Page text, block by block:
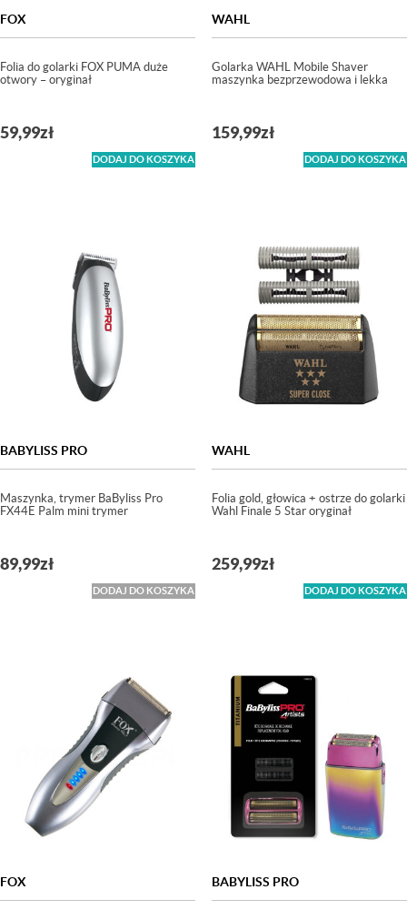
FOX
Folia do golarki FOX PUMA duże
otwory – oryginał
59,99zł
DODAJ DO KOSZYKA
WAHL
Golarka WAHL Mobile Shaver
maszynka bezprzewodowa i lekka
159,99zł
DODAJ DO KOSZYKA
BABYLISS PRO
Maszynka, trymer BaByliss Pro
FX44E Palm mini trymer
89,99zł
DODAJ DO KOSZYKA
WAHL
Folia gold, głowica + ostrze do golarki
Wahl Finale 5 Star oryginał
259,99zł
DODAJ DO KOSZYKA
FOX BABYLISS PRO